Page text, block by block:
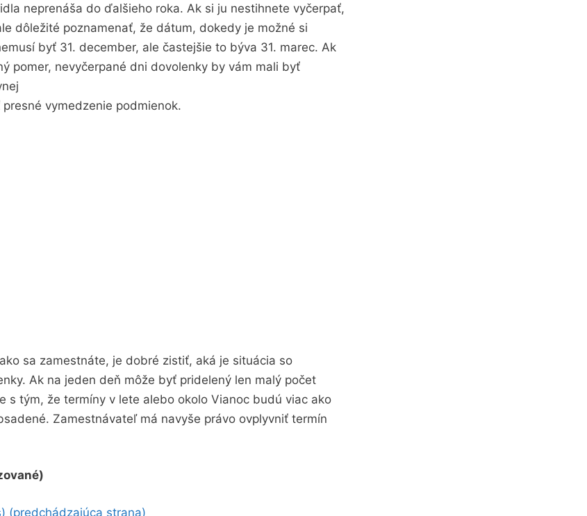
neprenáša do ďalšieho roka. Ak si ju nestihnete vyčerpať,
dôležité poznamenať, že dátum, dokedy je možné si
byť 31. december, ale častejšie to býva 31. marec. Ak
pomer, nevyčerpané dni dovolenky by vám mali byť
vymedzenie podmienok.
sa zamestnáte, je dobré zistiť, aká je situácia so
Ak na jeden deň môže byť pridelený len malý počet
s tým, že termíny v lete alebo okolo Vianoc budú viac ako
Zamestnávateľ má navyše právo ovplyvniť termín
(predchádzajúca strana)